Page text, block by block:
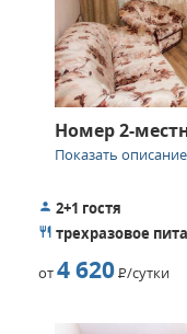
Номер 2-
Показать
2+1 гостя
трехразовое
от4 620Р/сутки